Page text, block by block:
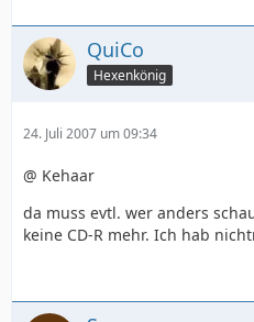
QuiCo
Hexenkönig
24. Juli 2007 um 09:34
@ Kehaar
da muss evtl. wer anders
keine CD-R mehr. Ich hab